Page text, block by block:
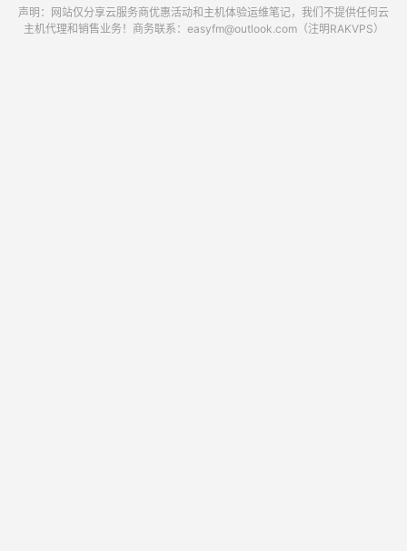
声明：网站仅分享云服务商优惠活动和主机体验运维笔记，我们不提供任何云
主机代理和销售业务！商务联系：easyfm@outlook.com（注明RAKVPS）